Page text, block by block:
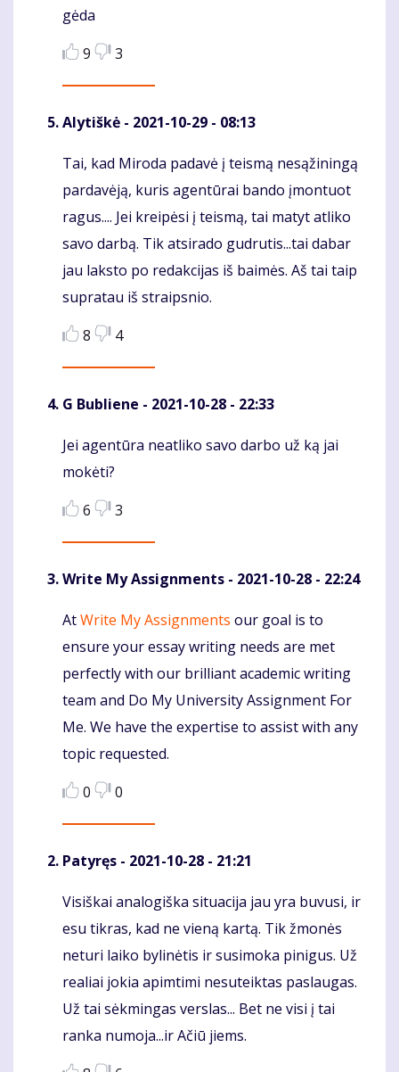
gėda
9
3
Alytiškė - 2021-10-29 - 08:13
Komentaras
Tai, kad Miroda padavė į teismą nesąžiningą
pardavėją, kuris agentūrai bando įmontuot
ragus.... Jei kreipėsi į teismą, tai matyt atliko
savo darbą. Tik atsirado gudrutis...tai dabar
jau laksto po redakcijas iš baimės. Aš tai taip
supratau iš straipsnio.
8
4
G Bubliene - 2021-10-28 - 22:33
Komentaras
Jei agentūra neatliko savo darbo už ką jai
mokėti?
6
3
Write My Assignments - 2021-10-28 - 22:24
Komentaras
AtWrite My Assignments our goal is to
ensure your essay writing needs are met
perfectly with our brilliant academic writing
team and Do My University Assignment For
Me. We have the expertise to assist with any
topic requested.
0
0
Patyręs - 2021-10-28 - 21:21
Komentaras
Visiškai analogiška situacija jau yra buvusi, ir
esu tikras, kad ne vieną kartą. Tik žmonės
neturi laiko bylinėtis ir susimoka pinigus. Už
realiai jokia apimtimi nesuteiktas paslaugas.
Už tai sėkmingas verslas... Bet ne visi į tai
ranka numoja...ir Ačiū jiems.